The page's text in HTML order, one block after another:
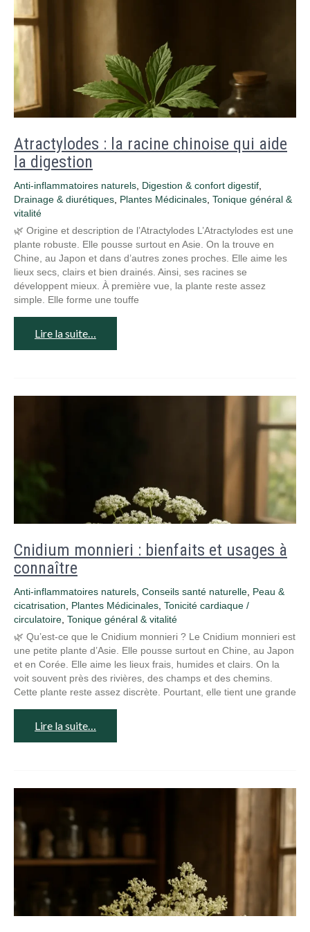
Atractylodes : la racine chinoise qui aide
la digestion
Anti-inflammatoires naturels Digestion & confort digestif
Drainage & diurétiques Plantes Médicinales Tonique général &
vitalité
🌿 Origine et description de l’Atractylodes L’Atractylodes est une
plante robuste. Elle pousse surtout en Asie. On la trouve en
Chine, au Japon et dans d’autres zones proches. Elle aime les
lieux secs, clairs et bien drainés. Ainsi, ses racines se
développent mieux. À première vue, la plante reste assez
simple. Elle forme une touffe
Lire la suite…
Cnidium monnieri : bienfaits et usages à
connaître
Anti-inflammatoires naturels Conseils santé naturelle Peau &
cicatrisation
Plantes Médicinales Tonicité cardiaque /
circulatoire Tonique général & vitalité
🌿 Qu’est-ce que le Cnidium monnieri ? Le Cnidium monnieri est
une petite plante d’Asie. Elle pousse surtout en Chine, au Japon
et en Corée. Elle aime les lieux frais, humides et clairs. On la
voit souvent près des rivières, des champs et des chemins.
Cette plante reste assez discrète. Pourtant, elle tient une grande
Lire la suite…